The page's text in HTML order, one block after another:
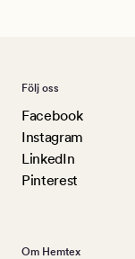
Följ oss
Facebook
Instagram
LinkedIn
Pinterest
Om Hemtex